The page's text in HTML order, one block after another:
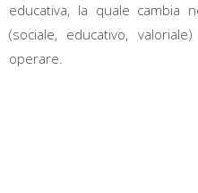
educativa, la quale cambia
(sociale, educativo,
operare.